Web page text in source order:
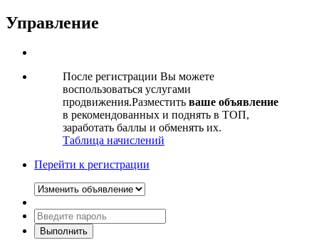
Управление
После регистрации Вы можете
воспользоваться услугами
продвижения.Разместить ваше объявление
в рекомендованных и поднять в ТОП,
заработать баллы и обменять их.
Таблица начислений
Перейти к регистрации